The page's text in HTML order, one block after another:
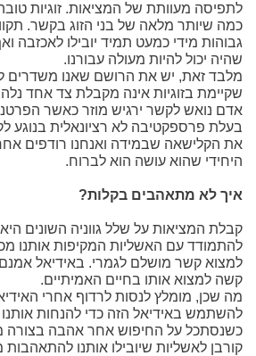
לתפיסה מעוותת של המציאות. זוגיות
כמה שיותר מלאה של בני הזוג בקשר.
גבוהות מידי כמעט תמיד יובילו לאכזבה
שהיה יכול להיות מעולה עבורנו.
מלבד זאת, יש את הרושם שאנו משדרים
שקיימת בזוגיות אינה מקבלת צד אחד
אדם נואש לקשר ירגיש מוזר כאשר
בעלת פרספקטיבה לא רציונאלית בנוגע
את הקלישאה שבמידה ואנחנו רודפים
היחידי שהוא עושה הוא לברוח.
איך לא מתאהבים בקלות?
קבלת המציאות על שלל גווניה השונים
להתמודד עם האשליות המקיפות אותנו
למצוא קשר מושלם לגמרי. באידיאל
קשה למצוא אותו בחיים האמיתיים.
מה שכן, מומלץ לנסות לרדוף אחרי
להשתמש באידיאל הזה כדי להנחות
כשנסתכל על החיפוש אחר אהבה בצורה
קורבן לאשליות שיובילו אותנו להתאהבות